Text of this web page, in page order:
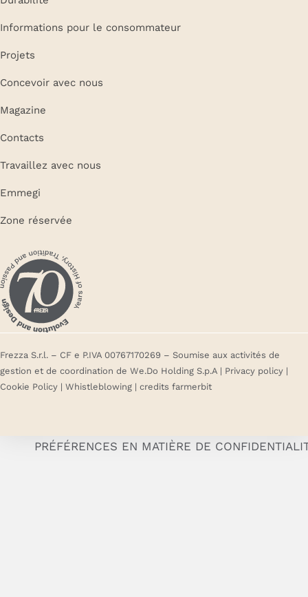
Informations pour le consommateur
Projets
Concevoir avec nous
Magazine
Contacts
Travaillez avec nous
Emmegi
Zone réservée
Frezza S.r.l. – CF e P.IVA 00767170269 – Soumise aux activités de
gestion et de coordination de We.Do Holding S.p.A | Privacy policy |
Cookie Policy | Whistleblowing | credits farmerbit